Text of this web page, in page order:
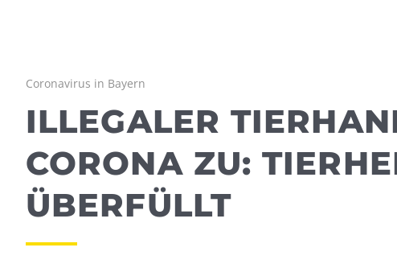
Coronavirus in Bayern
ILLEGALER
CORONA ZU:
ÜBERFÜLLT